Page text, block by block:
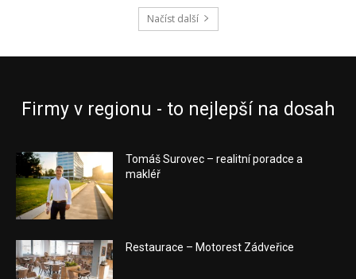
Načíst další
Firmy v regionu - to nejlepší na dosah
Tomáš Surovec – realitní poradce a
makléř
Restaurace – Motorest Zádveřice